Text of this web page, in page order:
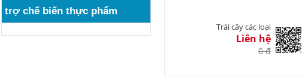
trợ chế biến thực phẩm
Trái cây các loại
Liên hệ
0 đ